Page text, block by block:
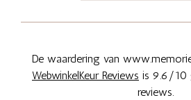
De waardering van
WebwinkelKeur Reviews is 9.6/10
reviews.